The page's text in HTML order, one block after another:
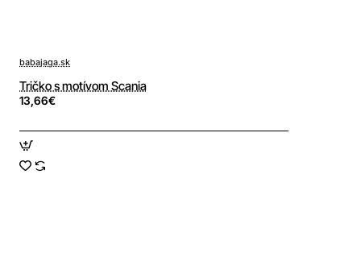
babajaga.sk
Tričko s motívom Scania
13,66€